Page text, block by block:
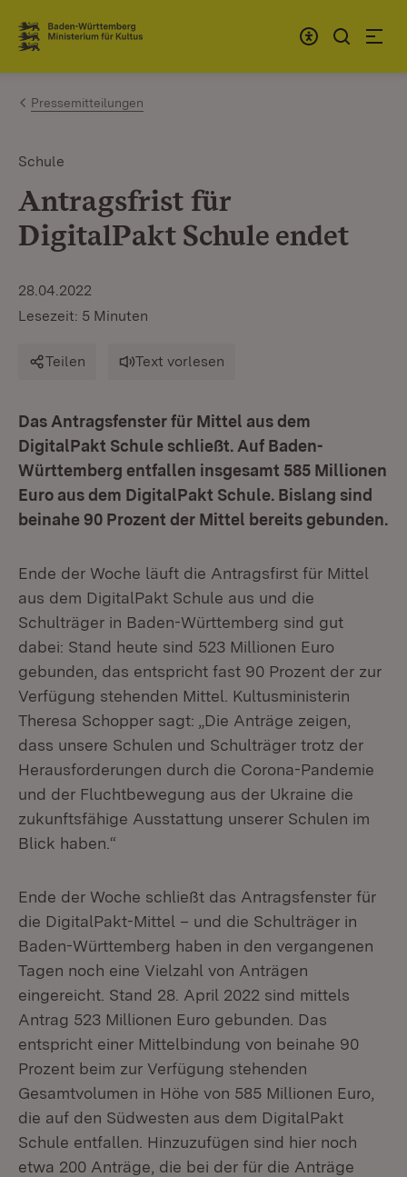
Zum Inhalt springen
Link zur Startseite
Pressemitteilungen
Schule
Antragsfrist für
DigitalPakt Schule endet
28.04.2022
Lesezeit: 5 Minuten
Teilen Text vorlesen
Das Antragsfenster für Mittel aus dem
DigitalPakt Schule schließt. Auf Baden-
Württemberg entfallen insgesamt 585 Millionen
Euro aus dem DigitalPakt Schule. Bislang sind
beinahe 90 Prozent der Mittel bereits gebunden.
Ende der Woche läuft die Antragsfirst für Mittel
aus dem DigitalPakt Schule aus und die
Schulträger in Baden-Württemberg sind gut
dabei: Stand heute sind 523 Millionen Euro
gebunden, das entspricht fast 90 Prozent der zur
Verfügung stehenden Mittel. Kultusministerin
Theresa Schopper sagt: „Die Anträge zeigen,
dass unsere Schulen und Schulträger trotz der
Herausforderungen durch die Corona-Pandemie
und der Fluchtbewegung aus der Ukraine die
zukunftsfähige Ausstattung unserer Schulen im
Blick haben.“
Ende der Woche schließt das Antragsfenster für
die DigitalPakt-Mittel – und die Schulträger in
Baden-Württemberg haben in den vergangenen
Tagen noch eine Vielzahl von Anträgen
eingereicht. Stand 28. April 2022 sind mittels
Antrag 523 Millionen Euro gebunden. Das
entspricht einer Mittelbindung von beinahe 90
Prozent beim zur Verfügung stehenden
Gesamtvolumen in Höhe von 585 Millionen Euro,
die auf den Südwesten aus dem DigitalPakt
Schule entfallen. Hinzuzufügen sind hier noch
etwa 200 Anträge, die bei der für die Anträge